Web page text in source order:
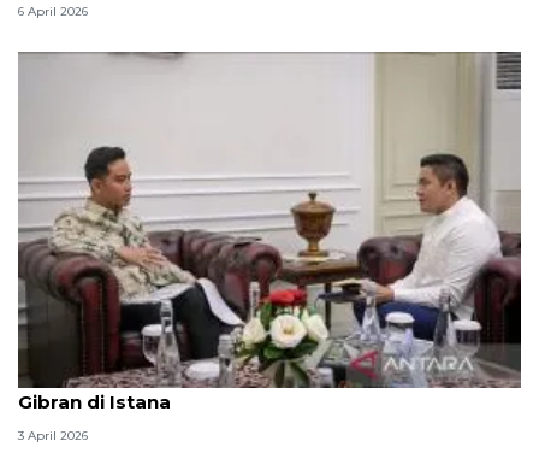
6 April 2026
Seskab Teddy silaturahmi Idul Fitri ke Wapres
Gibran di Istana
3 April 2026